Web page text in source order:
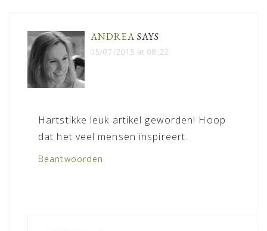
ANDREA SAYS
05/07/2015 at 08:22
Hartstikke leuk artikel geworden! Hoop
dat het veel mensen inspireert.
Beantwoorden